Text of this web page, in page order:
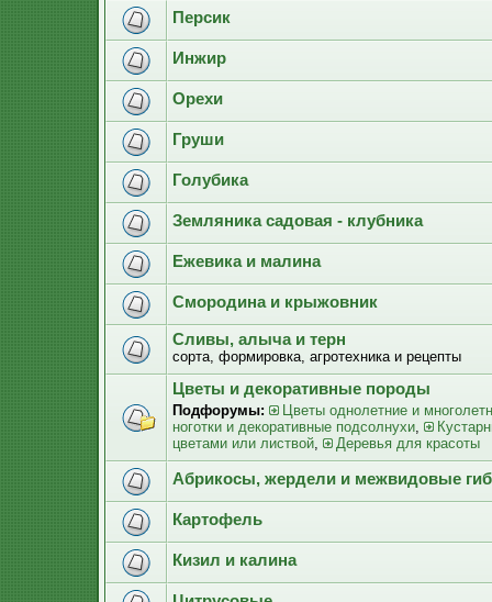
Персик
Инжир
Орехи
Груши
Голубика
Земляника садовая - клубника
Ежевика и малина
Смородина и крыжовник
Сливы, алыча и терн
сорта, формировка, агротехника и рецепты
Цветы и декоративные породы
Подфорумы:
Цветы однолетние и
ноготки и декоративные подсолнухи,
цветами или листвой, Деревья для красоты
Абрикосы, жердели и межвидовые
Картофель
Кизил и калина